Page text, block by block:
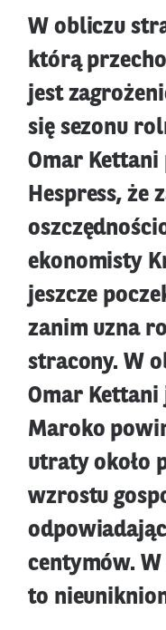
W obliczu
którą
jest
się sezonu
Omar Kettani
Hespress, że
ekonomisty
jeszcze
zanim uzna
stracony. W
Omar Kettani
Maroko
utraty około
wzrostu
centymów.
to